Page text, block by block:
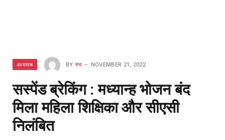
अध्यापक BY सच NOVEMBER 21, 2022
सस्पेंड ब्रेकिंग : मध्यान्ह भोजन बंद
मिला महिला शिक्षिका और सीएसी
निलंबित